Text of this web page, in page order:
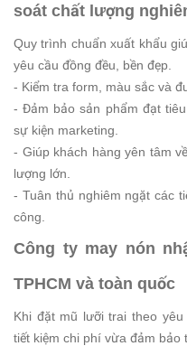
soát chất lượng
Quy trình chuẩn xuất khẩu
yêu cầu đồng đều, bền đẹp.
- Kiểm tra form, màu sắc và
- Đảm bảo sản phẩm đạt
sự kiện marketing.
- Giúp khách hàng yên tâm
lượng lớn.
- Tuân thủ nghiêm ngặt các
công.
Công ty may nón
TPHCM và toàn quốc
Khi đặt mũ lưỡi trai theo
tiết kiệm chi phí vừa đảm bảo